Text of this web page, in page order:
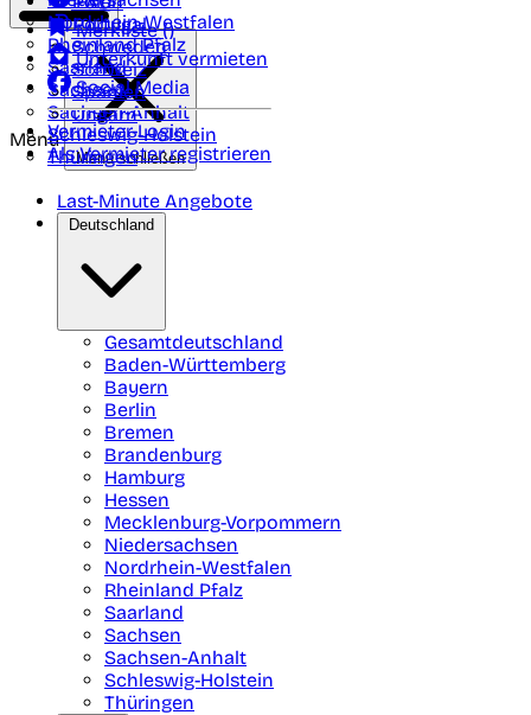
Nordrhein-Westfalen
Rheinland Pfalz
Saarland
Sachsen
Sachsen-Anhalt
Schleswig-Holstein
Thüringen
Portugal
Schweden
Schweiz
Spanien
Ungarn
Merkliste ()
Unterkunft vermieten
Social Media
Vermieter-Login
Als Vermieter registrieren
Menü
Menü schließen
Last-Minute Angebote
Deutschland
Gesamtdeutschland
Baden-Württemberg
Bayern
Berlin
Bremen
Brandenburg
Hamburg
Hessen
Mecklenburg-Vorpommern
Niedersachsen
Nordrhein-Westfalen
Rheinland Pfalz
Saarland
Sachsen
Sachsen-Anhalt
Schleswig-Holstein
Thüringen